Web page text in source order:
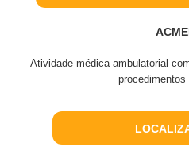
Atividade médica ambulatorial
procedimentos